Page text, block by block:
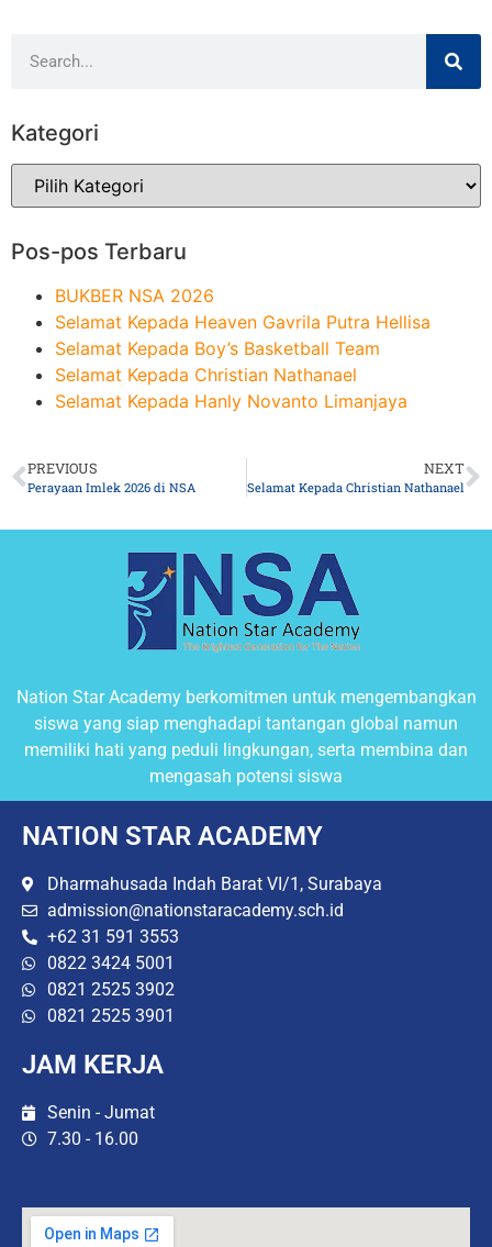
Kategori
Pos-pos Terbaru
BUKBER NSA 2026
Selamat Kepada Heaven Gavrila Putra Hellisa
Selamat Kepada Boy’s Basketball Team
Selamat Kepada Christian Nathanael
Selamat Kepada Hanly Novanto Limanjaya
PREVIOUS
Perayaan Imlek 2026 di NSA
NEXT
Selamat Kepada Christian Nathanael
Nation Star Academy berkomitmen untuk mengembangkan
siswa yang siap menghadapi tantangan global namun
memiliki hati yang peduli lingkungan, serta membina dan
mengasah potensi siswa
NATION STAR ACADEMY
Dharmahusada Indah Barat VI/1, Surabaya
admission@nationstaracademy.sch.id
+62 31 591 3553
0822 3424 5001
0821 2525 3902
0821 2525 3901
JAM KERJA
Senin - Jumat
7.30 - 16.00